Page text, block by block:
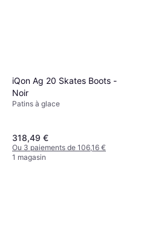
iQon Ag 20 Skates Boots -
Noir
Patins à glace
318,49 €
Ou 3 paiements de 106,16 €
1 magasin